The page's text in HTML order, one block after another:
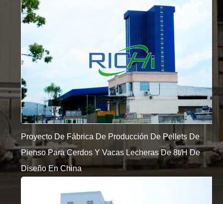
Proyecto De Fábrica De Producción De Pellets De
Pienso Para Cerdos Y Vacas Lecheras De 8t/h De
Diseño En China